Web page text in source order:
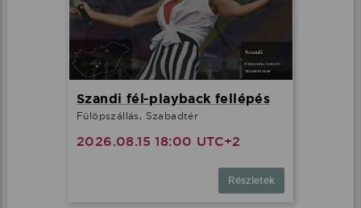
Szandi fél-playback fellépés
Fülöpszállás, Szabadtér
2026.08.15 18:00 UTC+2
Részletek